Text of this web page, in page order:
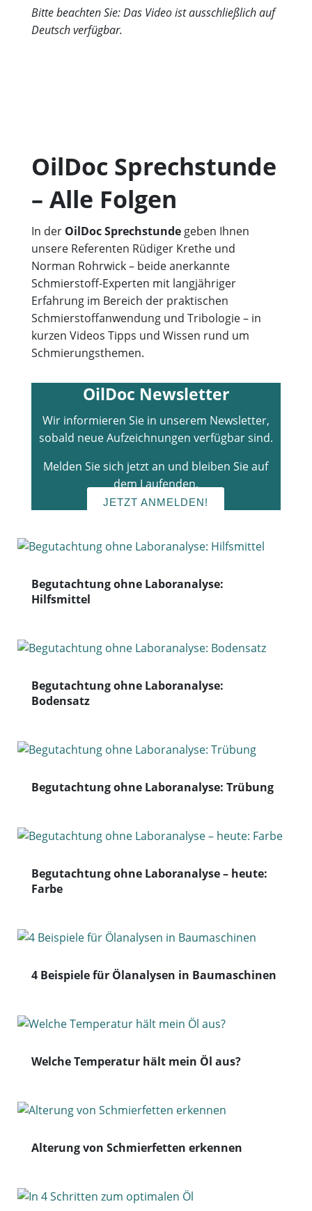
Bitte beachten Sie: Das Video ist ausschließlich auf
Deutsch verfügbar.
OilDoc Sprechstunde
– Alle Folgen
In der OilDoc Sprechstundegeben Ihnen
unsere Referenten Rüdiger Krethe und
Norman Rohrwick – beide anerkannte
Schmierstoff-Experten mit langjähriger
Erfahrung im Bereich der praktischen
Schmierstoffanwendung und Tribologie – in
kurzen Videos Tipps und Wissen rund um
Schmierungsthemen.
OilDoc Newsletter
Wir informieren Sie in unserem Newsletter,
sobald neue Aufzeichnungen verfügbar sind.
Melden Sie sich jetzt an und bleiben Sie auf
dem Laufenden.
JETZT ANMELDEN!
Begutachtung ohne Laboranalyse:
Hilfsmittel
Begutachtung ohne Laboranalyse:
Bodensatz
Begutachtung ohne Laboranalyse: Trübung
Begutachtung ohne Laboranalyse – heute:
Farbe
4 Beispiele für Ölanalysen in Baumaschinen
Welche Temperatur hält mein Öl aus?
Alterung von Schmierfetten erkennen